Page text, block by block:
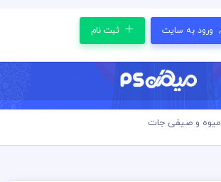
ورود به سایت ثبت نام
میوه و صیفی جات